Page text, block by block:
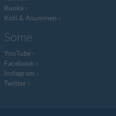
Ruoka
Koti & Asuminen
Some
YouTube
Facebook
Instagram
Twitter